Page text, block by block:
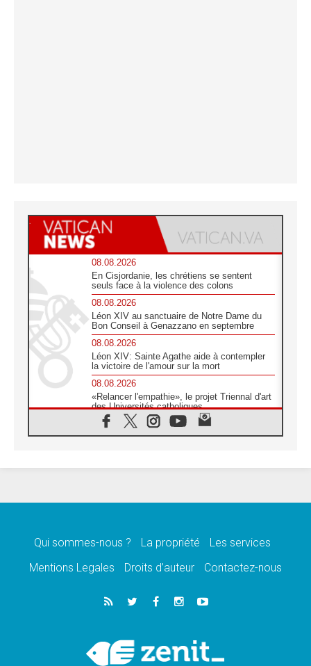
08.08.2026
En Cisjordanie, les chrétiens se sentent
seuls face à la violence des colons
08.08.2026
Léon XIV au sanctuaire de Notre Dame du
Bon Conseil à Genazzano en septembre
08.08.2026
Léon XIV: Sainte Agathe aide à contempler
la victoire de l'amour sur la mort
08.08.2026
«Relancer l'empathie», le projet Triennal d'art
des Universités catholiques
08.08.2026
Signis 2026, donner la parole aux religieuses
07.08.2026
07.08.2026
de l'Assomption et mémoire nationale
«La paix commence par l'empathie» estime
le cardinal Parolin
En Colombie, «la paix ne s'achète pas avec
une signature»
Qui sommes-nous ? La propriété
Les services
Mentions Legales
Droits d’auteur Contactez-nous